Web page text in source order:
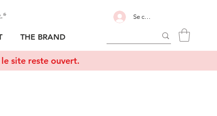
THE BRAND
Se connecter
site reste ouvert.